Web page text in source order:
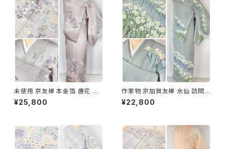
未使用 京友禅 本金箔 唐花 訪
問着 袷 正絹 紫 グレー 白 1165
¥25,800
作家物 京加賀友禅 水仙 訪問着
正絹 袷 浅葱鼠 青緑 グレー 白
1157
¥22,800